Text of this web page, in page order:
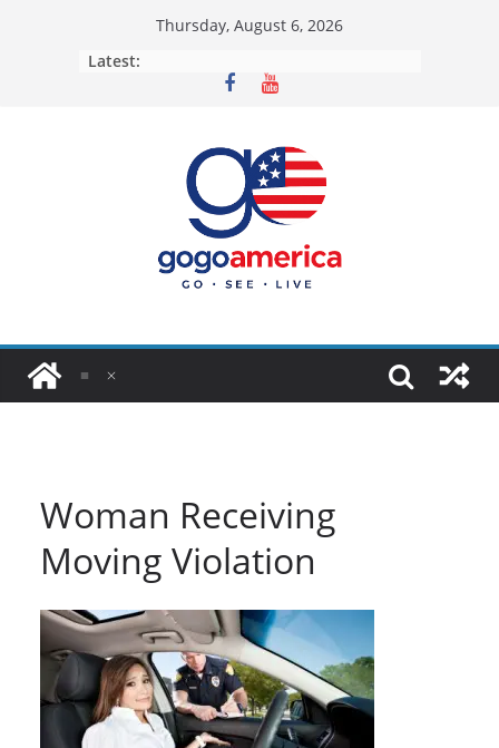
Thursday, August 6, 2026
Latest:
Woman Receiving
Moving Violation